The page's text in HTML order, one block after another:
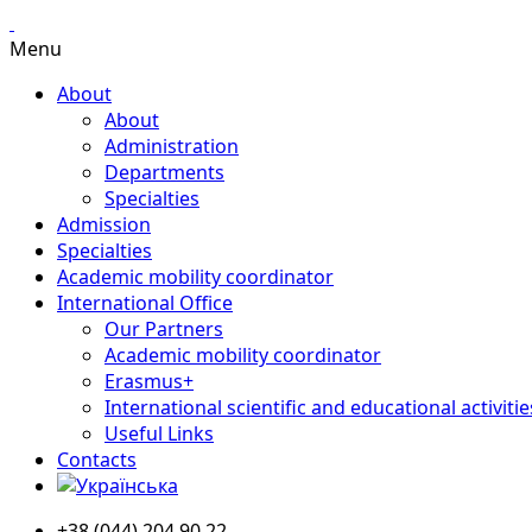
Menu
About
About
Administration
Departments
Specialties
Admission
Specialties
Academic mobility coordinator
International Office
Our Partners
Academic mobility coordinator
Erasmus+
International scientific and educational
Useful Links
Contacts